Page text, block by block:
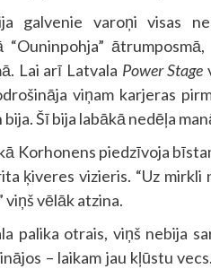
galvenie varoņi visas
“Ouninpohja”
Lai arī Latvala Power Stage
viņam karjeras
bija. Šī bija labākā nedēļa
Korhonens piedzīvoja
ķiveres vizieris. “Uz
viņš vēlāk atzina.
palika otrais, viņš nebija
– laikam jau kļūstu